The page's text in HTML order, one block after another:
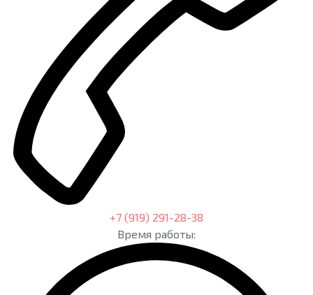
+7 (919) 291-28-38
Время работы: